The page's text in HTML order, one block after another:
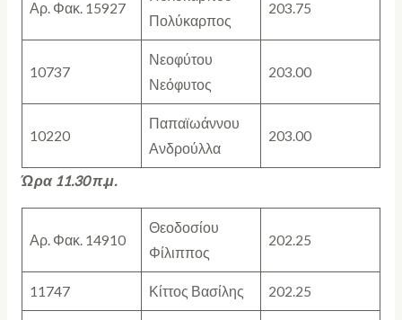
Αρ. Φακ. 15927
Πολύκαρπος
203.75
10737
Νεοφύτου
Νεόφυτος
203.00
10220
Παπαϊωάννου
Ανδρούλλα
203.00
Ώρα 11.30 π.μ.
Αρ. Φακ. 14910
Θεοδοσίου
Φίλιππος
202.25
11747 Κίττος Βασίλης 202.25